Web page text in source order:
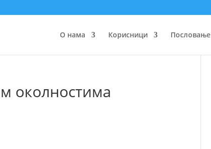
О нама Корисници Пословање
околностима